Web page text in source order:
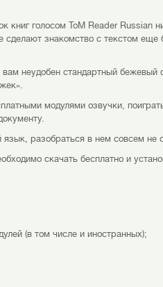
книг голосом ToM Reader Russian
знакомство с текстом
неудобен стандартный
модулями озвучки,
разобраться в нем совсем не
скачать бесплатно и
(в том числе и иностранных);